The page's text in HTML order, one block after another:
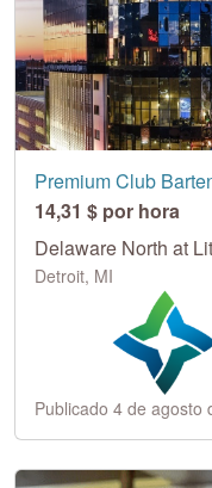
Premium Club
14,31 $ por hora
Delaware North at
Detroit, MI
Publicado 4 de agosto